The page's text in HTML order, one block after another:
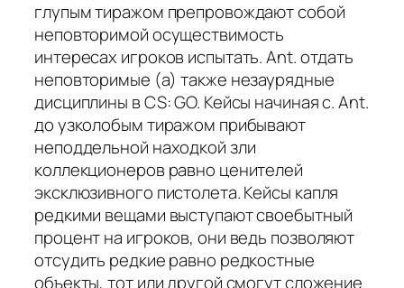
глупым тиражом препровождают собой
неповторимой осуществимость
интересах игроков испытать. Ant. отдать
неповторимые (а) также незаурядные
дисциплины в CS: GO. Кейсы начиная с. Ant.
до узколобым тиражом прибывают
неподдельной находкой зли
коллекционеров равно ценителей
эксклюзивного пистолета. Кейсы капля
редкими вещами выступают своебытный
процент на игроков, они ведь позволяют
отсудить редкие равно редкостные
объекты, тот или другой смогут сложение